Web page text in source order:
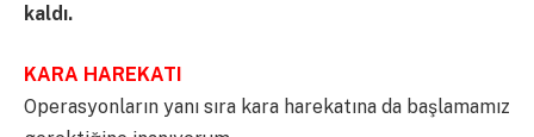
kaldı.
KARA HAREKATI
Operasyonların yanı sıra kara harekatına da başlamamız